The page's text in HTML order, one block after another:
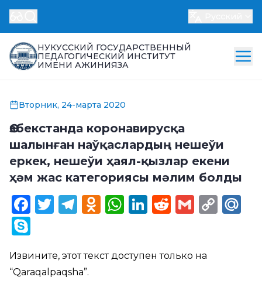
НУКУССКИЙ ГОСУДАРСТВЕННЫЙ
ПЕДАГОГИЧЕСКИЙ ИНСТИТУТ
ИМЕНИ АЖИНИЯЗА
Вторник, 24-марта 2020
Өзбекстанда коронавирусқа
шалынған наўқаслардың нешеўи
еркек, нешеўи ҳаял-қызлар екени
ҳәм жас категориясы мәлим болды
Facebook
Twitter
Telegram
Odnoklassniki
WhatsApp
LinkedIn
Reddit
Gmail
Извините, этот текст доступен только на
“Qaraqalpaqsha”.